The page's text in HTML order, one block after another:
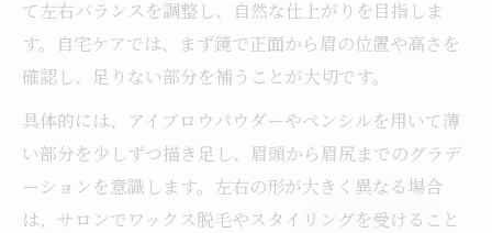
て左右バランスを調整し、自然な仕上がりを目指しま
す。自宅ケアでは、まず鏡で正面から眉の位置や高さを
確認し、足りない部分を補うことが大切です。
具体的には、アイブロウパウダーやペンシルを用いて薄
い部分を少しずつ描き足し、眉頭から眉尻までのグラデ
ーションを意識します。左右の形が大きく異なる場合
は、サロンでワックス脱毛やスタイリングを受けること